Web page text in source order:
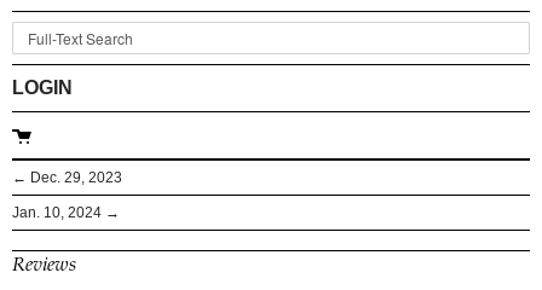
LOGIN
← Dec. 29, 2023
Jan. 10, 2024 →
Reviews